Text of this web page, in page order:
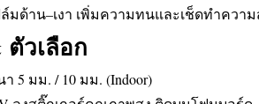
มด้าน–เงา เพิ่มความทนและเช็ดทำควา
วเลือก
า 5 มม. / 10 มม. (Indoor)